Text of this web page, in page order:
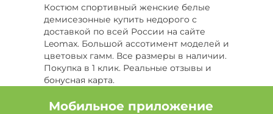
Костюм спортивный женские белые
демисезонные купить недорого с
доставкой по всей России на сайте
Leomax. Большой ассотимент моделей и
цветовых гамм. Все размеры в наличии.
Покупка в 1 клик. Реальные отзывы и
бонусная карта.
Мобильное приложение